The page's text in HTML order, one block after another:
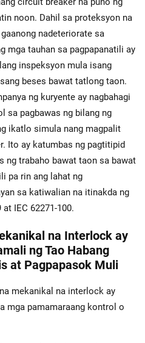
noon. Dahil sa proteksyon na
nadeteriorate sa
mga tauhan sa pagpapanatili ay
inspeksyon mula isang
beses bawat tatlong taon.
ng kuryente ay nagbahagi
sa pagbawas ng bilang ng
ikatlo simula nang magpalit
Ito ay katumbas ng pagtitipid
ng trabaho bawat taon sa bawat
pa rin ang lahat ng
sa katiwalian na itinakda ng
IEC 62271-100.
na Interlock ay
ng Tao Habang
at Pagpapasok Muli
mekanikal na interlock ay
mga pamamaraang kontrol o